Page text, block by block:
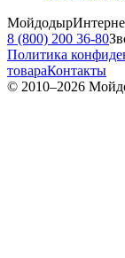
Мойдодыр
8 (800) 200 36-80
Политика
товараКонтакты
© 2010–2026